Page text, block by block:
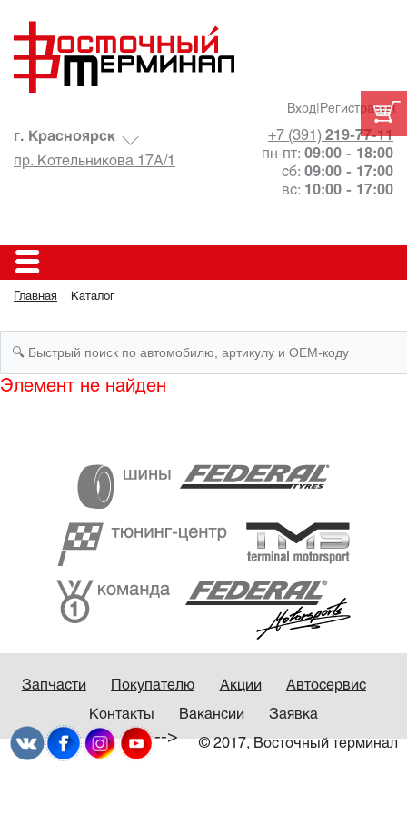
Вход| Регистрация
+7 (391) 219-77-11
пн-пт: 09:00 - 18:00
сб: 09:00 - 17:00
вс: 10:00 - 17:00
г. Красноярск
пр. Котельникова 17А/1
Главная Каталог
Элемент не найден
Запчасти Покупателю Акции Автосервис
Контакты Вакансии Заявка
© 2017, Восточный терминал
-->